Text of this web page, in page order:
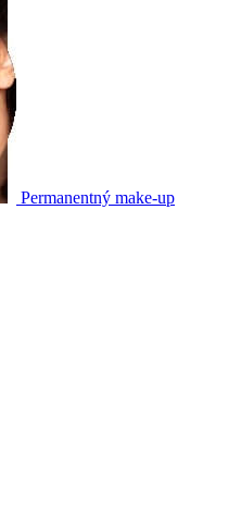
Permanentný make-up